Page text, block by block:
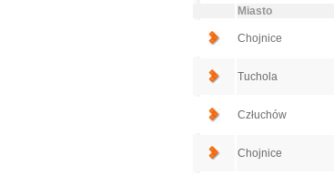
Miasto
Chojnice
Tuchola
Człuchów
Chojnice